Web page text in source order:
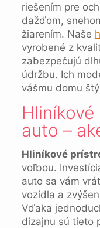
riešením pre
dažďom,
žiarením. Naše
vyrobené z
zabezpečujú
údržbu. Ich
vášmu domu
auto –
Hliníkové
voľbou.
auto sa vám
vozidla a
Vďaka
dizajnu sú tieto